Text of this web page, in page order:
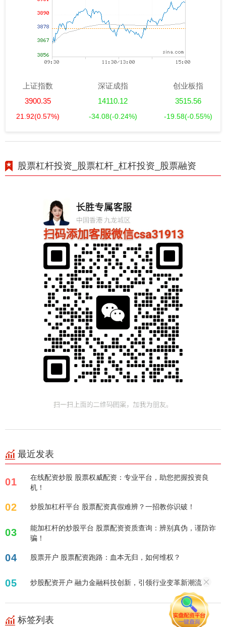
上证指数
3900.35
21.92(0.57%)
深证成指
14110.12
-34.08(-0.24%)
创业板指
3515.56
-19.58(-0.55%)
股票杠杆投资_股票杠杆_杠杆投资_股票融资
最近发表
01
在线配资炒股 股票权威配资：专业平台，助您把握投资良
机！
02 炒股加杠杆平台 股票配资真假难辨？一招教你识破！
03
能加杠杆的炒股平台 股票配资资质查询：辨别真伪，谨防诈
骗！
04 股票开户 股票配资跑路：血本无归，如何维权？
05 炒股配资开户 融力金融科技创新，引领行业变革新潮流！
标签列表